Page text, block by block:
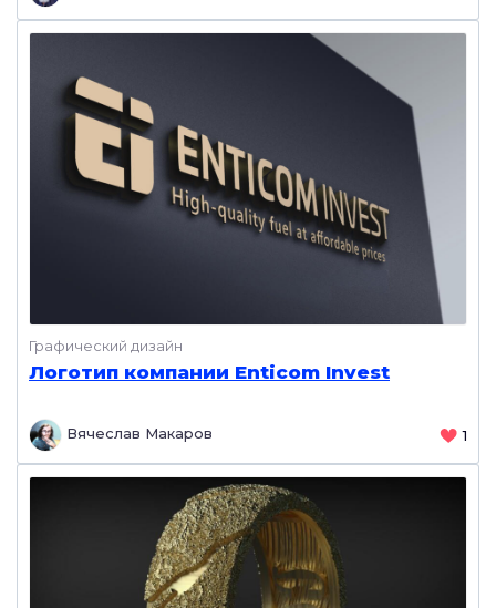
Графический дизайн
Логотип компании Enticom Invest
Вячеслав Макаров 1